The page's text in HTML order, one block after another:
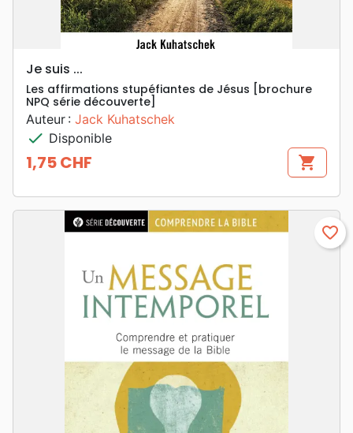
Je suis ...
Les affirmations stupéfiantes de Jésus [brochure
NPQ série découverte]
Auteur : Jack Kuhatschek
check Disponible
Prix
1,75 CHF shopping_cart
favorite_border